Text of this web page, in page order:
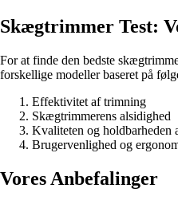
Skægtrimmer Test:
For at finde den bedste
forskellige modeller baseret på
Effektivitet af trimning
Skægtrimmerens alsidighed
Kvaliteten og holdbarheden
Brugervenlighed og
Vores Anbefalinger